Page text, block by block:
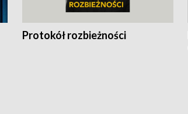
Protokół rozbieżności